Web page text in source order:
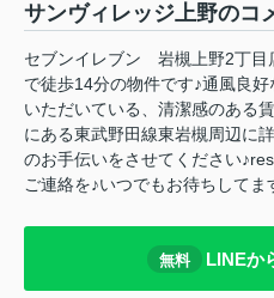
サンヴィレッジ上野のコ
セブンイレブン 岩槻上野2丁目
で徒歩14分の物件です♪通風良
いただいている、清潔感のある
にある東武野田線東岩槻周辺に
のお手伝いをさせてください
ご連絡を♪いつでもお待ちしてま
無料 LINEか